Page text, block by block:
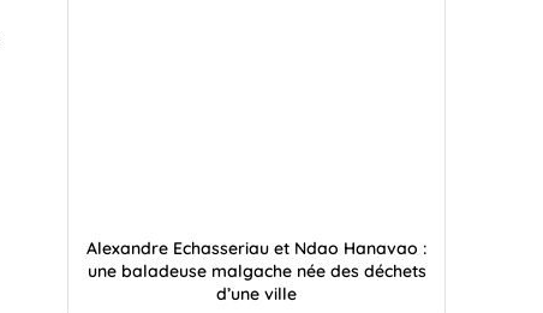
Alexandre Echasseriau et Ndao Hanavao :
une baladeuse malgache née des déchets
d’une ville